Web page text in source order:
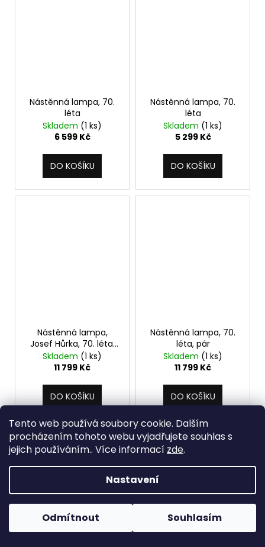
Tento web používá soubory cookie. Dalším
procházením tohoto webu vyjadřujete souhlas s
jejich používáním.. Více informací zde.
Nastavení
Odmítnout Souhlasím
Nástěnná lampa, 70.
léta
Skladem (1 ks)
6 599 Kč
DO KOŠÍKU
Nástěnná lampa, 70.
léta
Skladem (1 ks)
5 299 Kč
DO KOŠÍKU
Nástěnná lampa,
Josef Hůrka, 70. léta,
pár
Skladem (1 ks)
11 799 Kč
DO KOŠÍKU
Nástěnná lampa, 70.
léta, pár
Skladem (1 ks)
11 799 Kč
DO KOŠÍKU